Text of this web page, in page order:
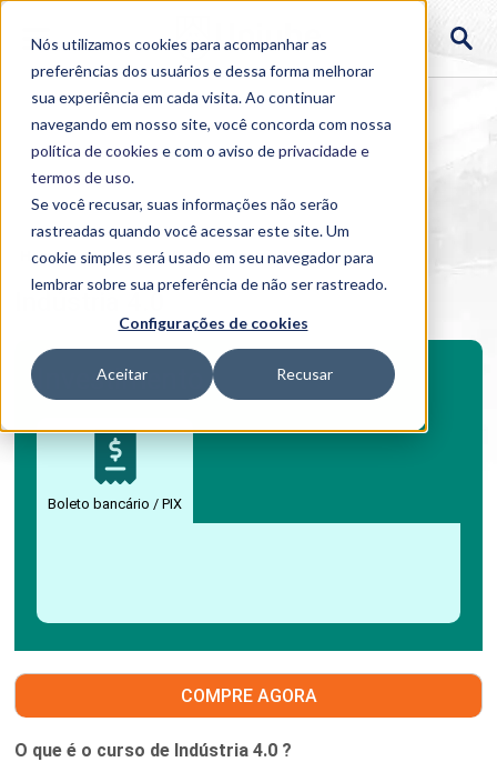
Nós utilizamos cookies para acompanhar as
preferências dos usuários e dessa forma melhorar
sua experiência em cada visita. Ao continuar
navegando em nosso site, você concorda com nossa
política de cookies e com o aviso deprivacidade e
termos de uso.
Se você recusar, suas informações não serão
rastreadas quando você acessar este site. Um
cookie simples será usado em seu navegador para
lembrar sobre sua preferência de não ser rastreado.
Configurações de cookies
Aceitar Recusar
Home > Cursos > EAD > >Indústria 4.0
Indústria 4.0
Investimento
Boleto bancário / PIX
COMPRE AGORA
O que é o curso de Indústria 4.0 ?